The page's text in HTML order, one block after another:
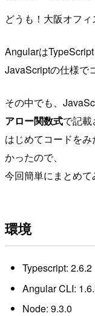
どうも！大阪オフィ
Angularは
JavaScriptの仕様で
その中でも、
アロー関数式で記載
はじめてコードを
かったので、
今回簡単にまとめて
環境
Typescript: 2.6.2
Angular CLI:
Node: 9.3.0